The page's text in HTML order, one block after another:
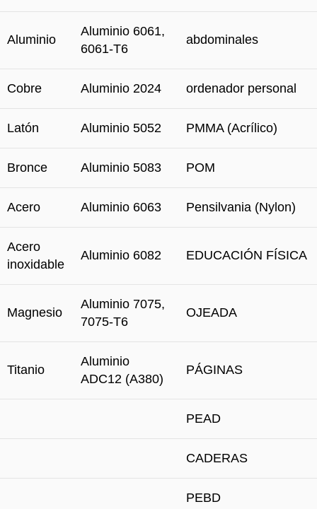
Aluminio
Aluminio 6061,
6061-T6
abdominales
Cobre Aluminio 2024 ordenador personal
Latón Aluminio 5052 PMMA (Acrílico)
Bronce Aluminio 5083 POM
Acero Aluminio 6063 Pensilvania (Nylon)
Acero
inoxidable
Aluminio 6082 EDUCACIÓN FÍSICA
Magnesio
Aluminio 7075,
7075-T6
OJEADA
Titanio
Aluminio
ADC12 (A380)
PÁGINAS
PEAD
CADERAS
PEBD